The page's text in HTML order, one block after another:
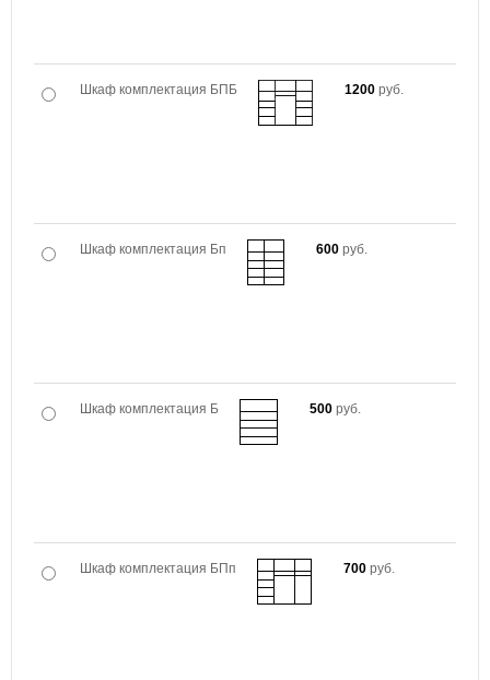
Шкаф комплектация БПБ 1200 руб.
Шкаф комплектация Бп 600 руб.
Шкаф комплектация Б 500 руб.
Шкаф комплектация БПп 700 руб.